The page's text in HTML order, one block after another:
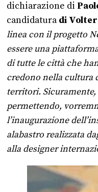
dichiarazione di
candidaturadi
linea con il progetto
essere una
di tutte le città che
credono nella cultura
territori. Sicuramente,
permettendo,
l’inaugurazione
alabastro realizzata
alla designer